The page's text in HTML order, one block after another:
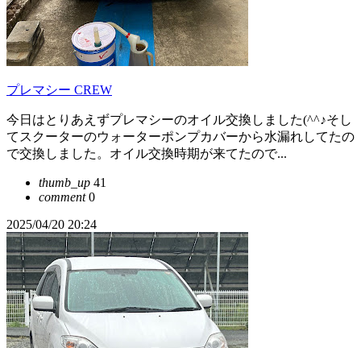
プレマシー CREW
今日はとりあえずプレマシーのオイル交換しました(^^♪そし
てスクーターのウォーターポンプカバーから水漏れしてたの
で交換しました。オイル交換時期が来てたので...
thumb_up 41
comment0
2025/04/20 20:24